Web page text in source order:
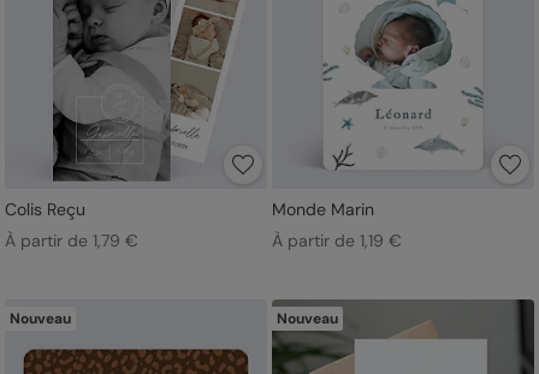
Colis Reçu
À partir de 1,79 €
Monde Marin
À partir de 1,19 €
Nouveau Nouveau